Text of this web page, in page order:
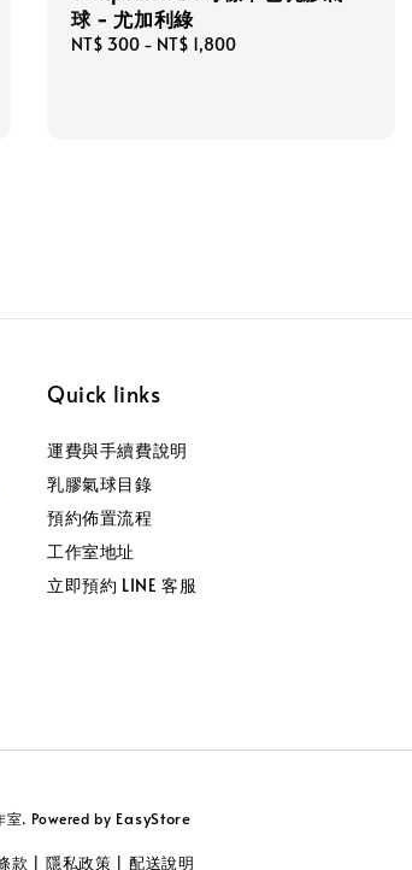
球 - 尤加利綠
Regular
NT$ 300 - NT$ 1,800
Quick links
運費與手續費說明
乳膠氣球目錄
預約佈置流程
工作室地址
立即預約 LINE 客服
. Powered by EasyStore
款 隱私政策 配送說明